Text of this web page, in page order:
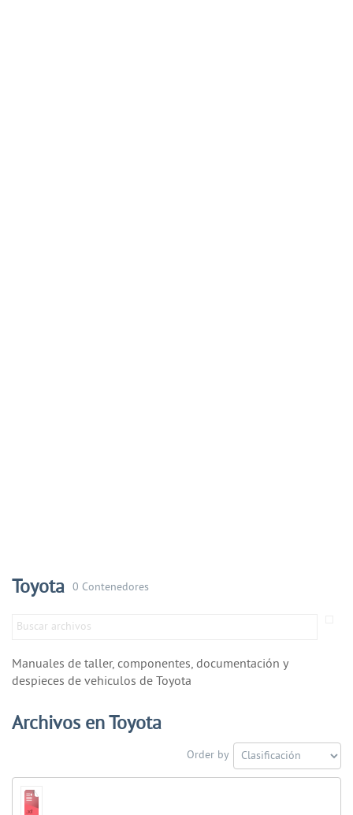
Toyota 0 Contenedores
Manuales de taller, componentes, documentación y
despieces de vehiculos de Toyota
Archivos en Toyota
Order by